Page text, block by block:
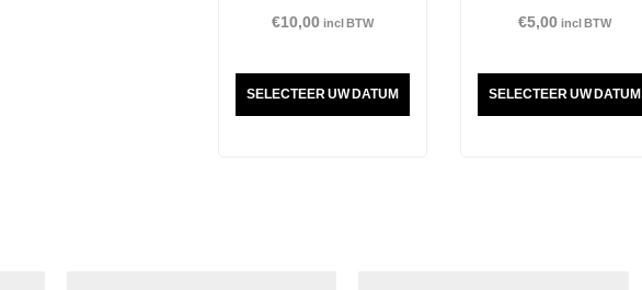
€10,00 incl BTW
SELECTEER UW DATUM
€5,00 incl BTW
SELECTEER UW DATUM